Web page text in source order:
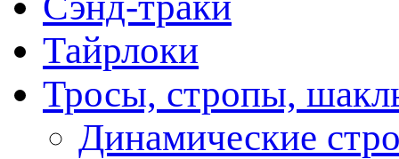
Тайрлоки
Тросы, стропы,
Динамические